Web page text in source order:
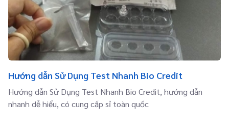
Hướng dẫn Sử Dụng Test Nhanh Bio Credit
Hướng dẫn Sử Dụng Test Nhanh Bio Credit, hướng dẫn
nhanh dễ hiểu, có cung cấp sỉ toàn quốc